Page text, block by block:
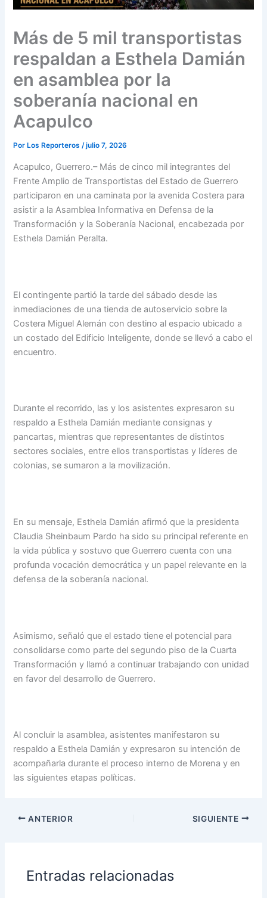
Más de 5 mil transportistas
respaldan a Esthela Damián
en asamblea por la
soberanía nacional en
Acapulco
Por Los Reporteros/julio 7, 2026
Acapulco, Guerrero.– Más de cinco mil integrantes del
Frente Amplio de Transportistas del Estado de Guerrero
participaron en una caminata por la avenida Costera para
asistir a la Asamblea Informativa en Defensa de la
Transformación y la Soberanía Nacional, encabezada por
Esthela Damián Peralta.
El contingente partió la tarde del sábado desde las
inmediaciones de una tienda de autoservicio sobre la
Costera Miguel Alemán con destino al espacio ubicado a
un costado del Edificio Inteligente, donde se llevó a cabo el
encuentro.
Durante el recorrido, las y los asistentes expresaron su
respaldo a Esthela Damián mediante consignas y
pancartas, mientras que representantes de distintos
sectores sociales, entre ellos transportistas y líderes de
colonias, se sumaron a la movilización.
En su mensaje, Esthela Damián afirmó que la presidenta
Claudia Sheinbaum Pardo ha sido su principal referente en
la vida pública y sostuvo que Guerrero cuenta con una
profunda vocación democrática y un papel relevante en la
defensa de la soberanía nacional.
Asimismo, señaló que el estado tiene el potencial para
consolidarse como parte del segundo piso de la Cuarta
Transformación y llamó a continuar trabajando con unidad
en favor del desarrollo de Guerrero.
Al concluir la asamblea, asistentes manifestaron su
respaldo a Esthela Damián y expresaron su intención de
acompañarla durante el proceso interno de Morena y en
las siguientes etapas políticas.
ANTERIOR SIGUIENTE
Entradas relacionadas